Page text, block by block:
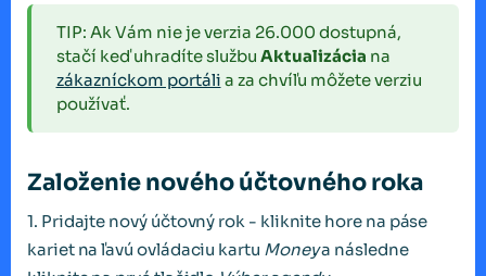
TIP: Ak Vám nie je verzia 26.000 dostupná,
stačí keď uhradíte službu Aktualizácia na
zákazníckom portáli a za chvíľu môžete verziu
používať.
Založenie nového účtovného roka
1. Pridajte nový účtovný rok - kliknite hore na páse
kariet na ľavú ovládaciu kartu Moneya následne